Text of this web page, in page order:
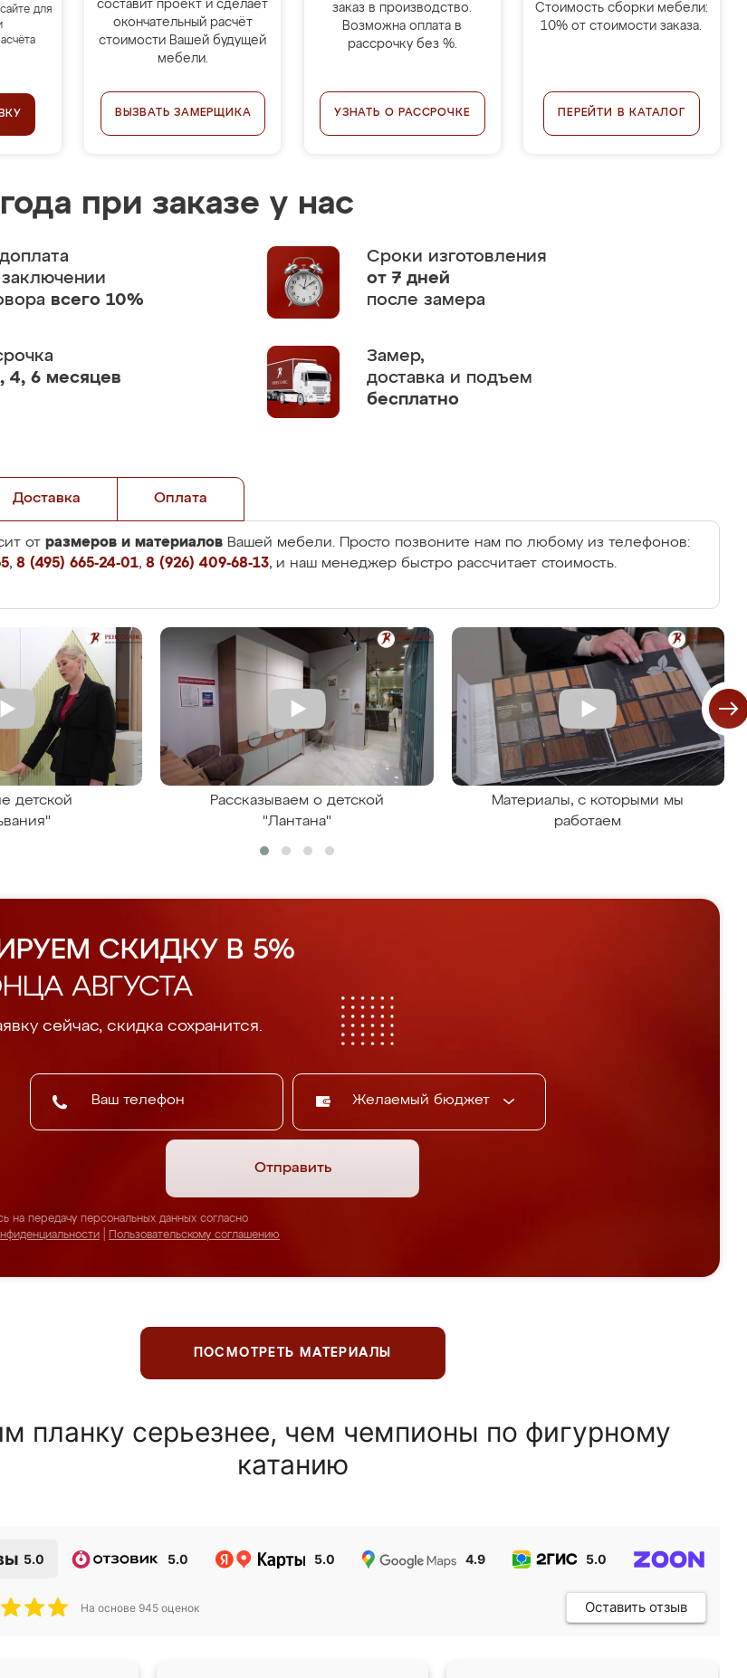
для
составит проект и сделает
окончательный расчёт
стоимости Вашей будущей
мебели.
ВЫЗВАТЬ ЗАМЕРЩИКА
заказ в производство.
Возможна оплата в
рассрочку без %.
УЗНАТЬ О РАССРОЧКЕ
Стоимость сборки мебели:
10% от стоимости заказа.
ПЕРЕЙТИ В КАТАЛОГ
при заказе у нас
всего 10%
Сроки изготовления
от 7 дней
после замера
4, 6 месяцев
Замер,
доставка и подъем
бесплатно
Доставка Оплата
от размеров и материалов Вашей мебели. Просто позвоните нам по любому из телефонов:
, 8 (495) 665-24-01, 8 (926) 409-68-13, и наш менеджер быстро рассчитает стоимость.
детской
Рассказываем о детской
"Лантана"
Материалы, с которыми мы
работаем
СКИДКУ В 5%
АВГУСТА
сейчас, скидка сохранится.
Желаемый бюджет
Отправить
на передачу персональных данных согласно
Пользовательскому соглашению
ПОСМОТРЕТЬ МАТЕРИАЛЫ
планку серьезнее, чем чемпионы по фигурному
катанию
5.0 5.0 5.0 4.9 5.0
На основе 945 оценок Оставить отзыв